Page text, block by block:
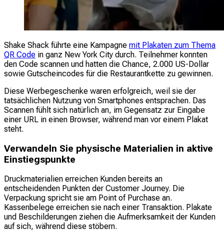
Shake Shack führte eine Kampagne mit Plakaten zum Thema
QR Code in ganz New York City durch. Teilnehmer konnten
den Code scannen und hatten die Chance, 2.000 US-Dollar
sowie Gutscheincodes für die Restaurantkette zu gewinnen.
Diese Werbegeschenke waren erfolgreich, weil sie der
tatsächlichen Nutzung von Smartphones entsprachen. Das
Scannen fühlt sich natürlich an, im Gegensatz zur Eingabe
einer URL in einen Browser, während man vor einem Plakat
steht.
Verwandeln Sie physische Materialien in aktive
Einstiegspunkte
Druckmaterialien erreichen Kunden bereits an
entscheidenden Punkten der Customer Journey. Die
Verpackung spricht sie am Point of Purchase an.
Kassenbelege erreichen sie nach einer Transaktion. Plakate
und Beschilderungen ziehen die Aufmerksamkeit der Kunden
auf sich, während diese stöbern.